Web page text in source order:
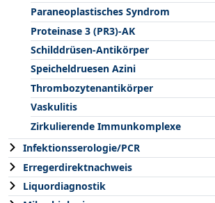
Paraneoplastisches Syndrom
Proteinase 3 (PR3)-AK
Schilddrüsen-Antikörper
Speicheldruesen Azini
Thrombozytenantikörper
Vaskulitis
Zirkulierende Immunkomplexe
Infektionsserologie/PCR
Erregerdirektnachweis
Liquordiagnostik